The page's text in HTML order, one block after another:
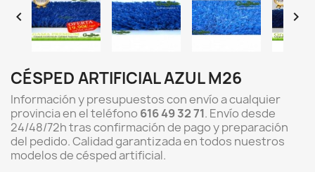
 
CÉSPED ARTIFICIAL AZUL M26
Información y presupuestos con envío a cualquier
provincia en el teléfono 616 49 32 71. Envío desde
24/48/72h tras confirmación de pago y preparación
del pedido. Calidad garantizada en todos nuestros
modelos de césped artificial.